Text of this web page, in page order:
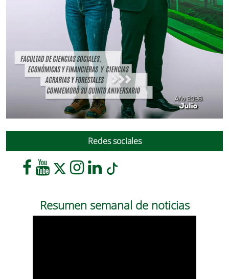
Redes sociales
Resumen semanal de noticias